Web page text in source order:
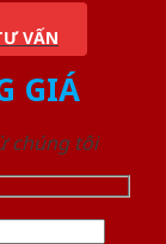
VẤN
GIÁ
chúng tôi